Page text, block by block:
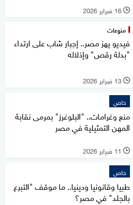
l 16 فبراير 2026
منوعات
فيديو يهز مصر.. إجبار شاب على ارتداء
"بدلة رقص" وإذلاله
l 13 فبراير 2026
خاص
منع وغرامات.. "البلوغرز" بمرمى نقابة
المهن التمثيلية في مصر
l 11 فبراير 2026
خاص
طبيا وقانونيا ودينيا.. ما موقف "التبرع
بالجلد" في مصر؟